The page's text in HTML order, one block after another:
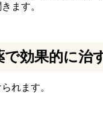
ます。
効果的に治
れます。